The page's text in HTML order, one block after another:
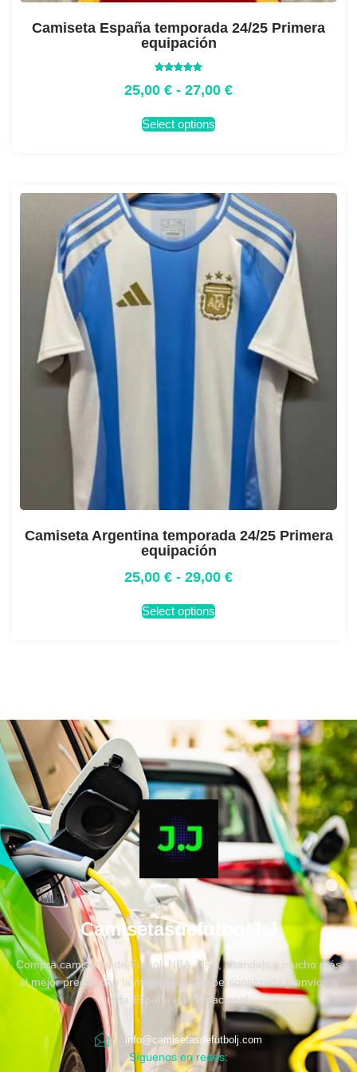
Camiseta España temporada 24/25 Primera
equipación
con
5.00
25,00 € - 27,00 €
Select options
Camiseta Argentina temporada 24/25 Primera
equipación
25,00 € - 29,00 €
Select options
CamisetasdefutbolJ.J
Compra camisetas de Fútbol, NBA, NFL, chandals y mucho más
al mejor precio, con la mejor atención personalizada y envíos a
toda España e internacional.
info@camisetasdefutbolj.com
Síguenos en redes: